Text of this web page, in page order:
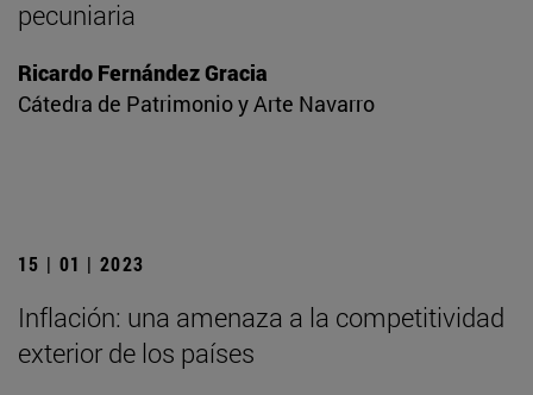
pecuniaria
Ricardo Fernández Gracia
Cátedra de Patrimonio y Arte Navarro
15 | 01 | 2023
Inflación: una amenaza a la competitividad
exterior de los países